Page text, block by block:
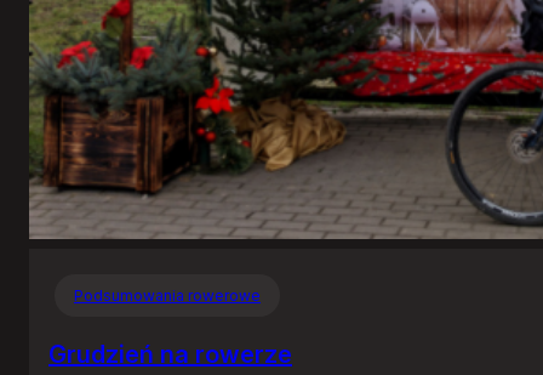
Podsumowania rowerowe
Grudzień na rowerze